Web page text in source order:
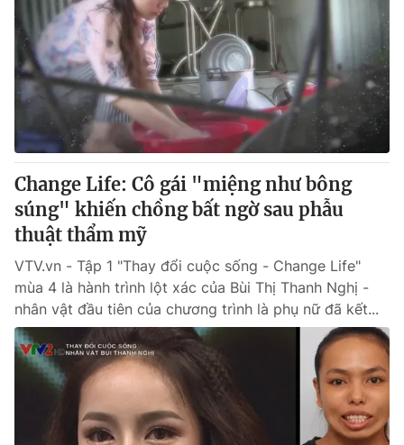
Change Life: Cô gái "miệng như bông
súng" khiến chồng bất ngờ sau phẫu
thuật thẩm mỹ
VTV.vn - Tập 1 "Thay đổi cuộc sống - Change Life"
mùa 4 là hành trình lột xác của Bùi Thị Thanh Nghị -
nhân vật đầu tiên của chương trình là phụ nữ đã kết...